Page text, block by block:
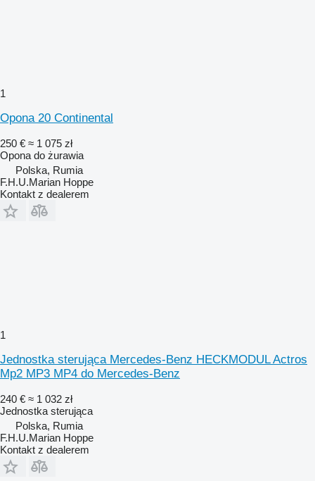
1
Opona 20 Continental
250 € ≈ 1 075 zł
Opona do żurawia
Polska, Rumia
F.H.U.Marian Hoppe
Kontakt z dealerem
1
Jednostka sterująca Mercedes-Benz HECKMODUL Actros
Mp2 MP3 MP4 do Mercedes-Benz
240 € ≈ 1 032 zł
Jednostka sterująca
Polska, Rumia
F.H.U.Marian Hoppe
Kontakt z dealerem